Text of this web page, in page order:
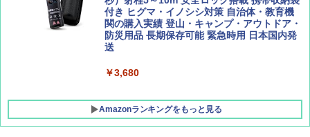
広げるだけ パッとサッとテント キューブワ
イド ブラックコーティング フルクローズ メ
ッシュ 4人用 簡単設置 ポップアップテント P
ATCW-150B エクルベージュ
￥-
付き ヒグマ・イノシシ対策 自治体・教育機
関の購入実績 登山・キャンプ・アウトドア・
防災用品 長期保存可能 緊急時用 日本国内発
送
￥3,680
Amazonランキングをもっと見る